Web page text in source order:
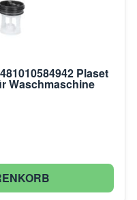
Plaset
Waschmaschine